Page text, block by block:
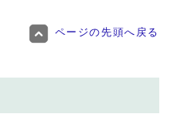
ページの先頭へ戻る